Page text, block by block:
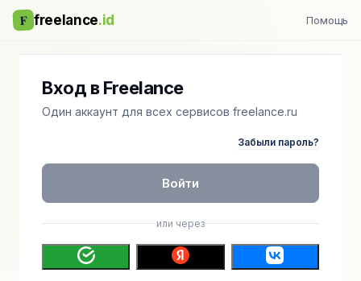
F freelance.id Помощь
Вход в Freelance
Один аккаунт для всех сервисов freelance.ru
Забыли пароль?
Войти
или через